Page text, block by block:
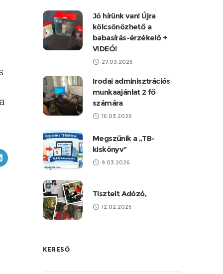
Jó hírünk van! Újra
kölcsönözhető a
babasírás-érzékelő +
VIDEÓ!
27.03.2026
Irodai adminisztrációs
munkaajánlat 2 fő
számára
16.03.2026
Megszűnik a „TB-
kiskönyv”
9.03.2026
Tisztelt Adózó,
12.02.2026
KERESŐ